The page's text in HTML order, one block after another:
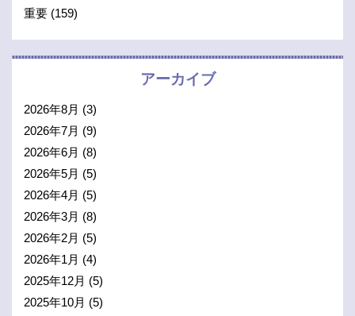
重要 (159)
アーカイブ
2026年8月 (3)
2026年7月 (9)
2026年6月 (8)
2026年5月 (5)
2026年4月 (5)
2026年3月 (8)
2026年2月 (5)
2026年1月 (4)
2025年12月 (5)
2025年10月 (5)